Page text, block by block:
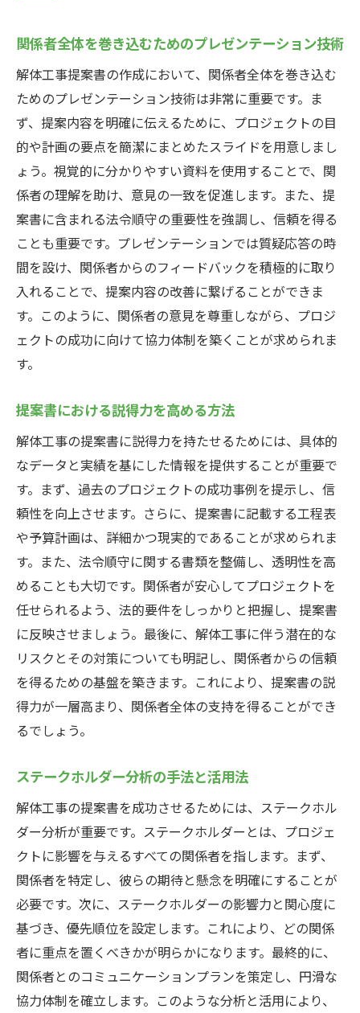
関係者全体を巻き込むためのプレゼンテーション技術
解体工事提案書の作成において、関係者全体を巻き込む
ためのプレゼンテーション技術は非常に重要です。ま
ず、提案内容を明確に伝えるために、プロジェクトの目
的や計画の要点を簡潔にまとめたスライドを用意しまし
ょう。視覚的に分かりやすい資料を使用することで、関
係者の理解を助け、意見の一致を促進します。また、提
案書に含まれる法令順守の重要性を強調し、信頼を得る
ことも重要です。プレゼンテーションでは質疑応答の時
間を設け、関係者からのフィードバックを積極的に取り
入れることで、提案内容の改善に繋げることができま
す。このように、関係者の意見を尊重しながら、プロジ
ェクトの成功に向けて協力体制を築くことが求められま
す。
提案書における説得力を高める方法
解体工事の提案書に説得力を持たせるためには、具体的
なデータと実績を基にした情報を提供することが重要で
す。まず、過去のプロジェクトの成功事例を提示し、信
頼性を向上させます。さらに、提案書に記載する工程表
や予算計画は、詳細かつ現実的であることが求められま
す。また、法令順守に関する書類を整備し、透明性を高
めることも大切です。関係者が安心してプロジェクトを
任せられるよう、法的要件をしっかりと把握し、提案書
に反映させましょう。最後に、解体工事に伴う潜在的な
リスクとその対策についても明記し、関係者からの信頼
を得るための基盤を築きます。これにより、提案書の説
得力が一層高まり、関係者全体の支持を得ることができ
るでしょう。
ステークホルダー分析の手法と活用法
解体工事の提案書を成功させるためには、ステークホル
ダー分析が重要です。ステークホルダーとは、プロジェ
クトに影響を与えるすべての関係者を指します。まず、
関係者を特定し、彼らの期待と懸念を明確にすることが
必要です。次に、ステークホルダーの影響力と関心度に
基づき、優先順位を設定します。これにより、どの関係
者に重点を置くべきかが明らかになります。最終的に、
関係者とのコミュニケーションプランを策定し、円滑な
協力体制を確立します。このような分析と活用により、